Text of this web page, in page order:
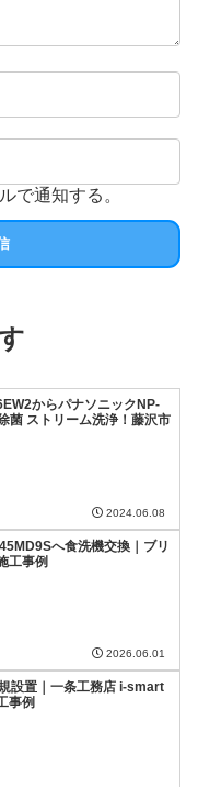
で通知する。
からパナソニックNP-
菌 ストリーム洗浄！藤沢市
2024.06.08
へ食洗機交換｜ブリ
工事例
2026.06.01
設置｜一条工務店 i-smart
事例